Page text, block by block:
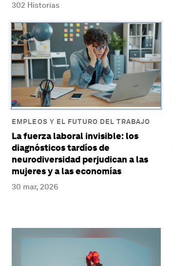
302 Historias
EMPLEOS Y EL FUTURO DEL TRABAJO
La fuerza laboral invisible: los
diagnósticos tardíos de
neurodiversidad perjudican a las
mujeres y a las economías
30 mar, 2026